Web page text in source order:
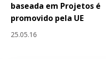
baseada em Projetos é
promovido pela UE
25.05.16